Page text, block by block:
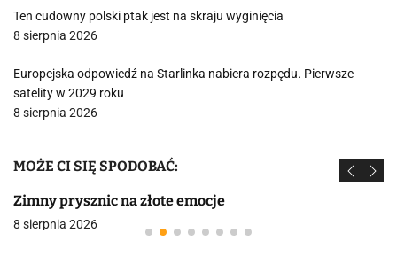
Ten cudowny polski ptak jest na skraju wyginięcia
8 sierpnia 2026
Europejska odpowiedź na Starlinka nabiera rozpędu. Pierwsze
satelity w 2029 roku
8 sierpnia 2026
MOŻE CI SIĘ SPODOBAĆ:
Zimny prysznic na złote emocje
8 sierpnia 2026